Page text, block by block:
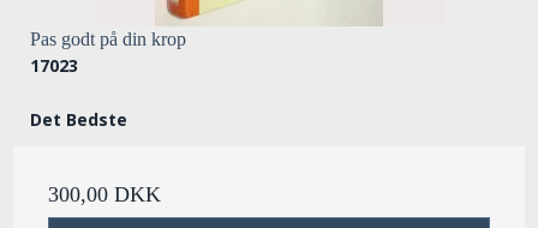
Pas godt på din krop
17023
Det Bedste
300,00 DKK